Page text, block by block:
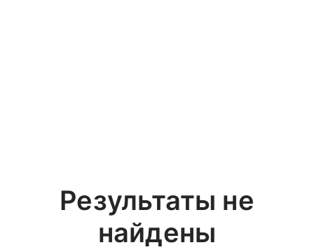
Результаты не
найдены